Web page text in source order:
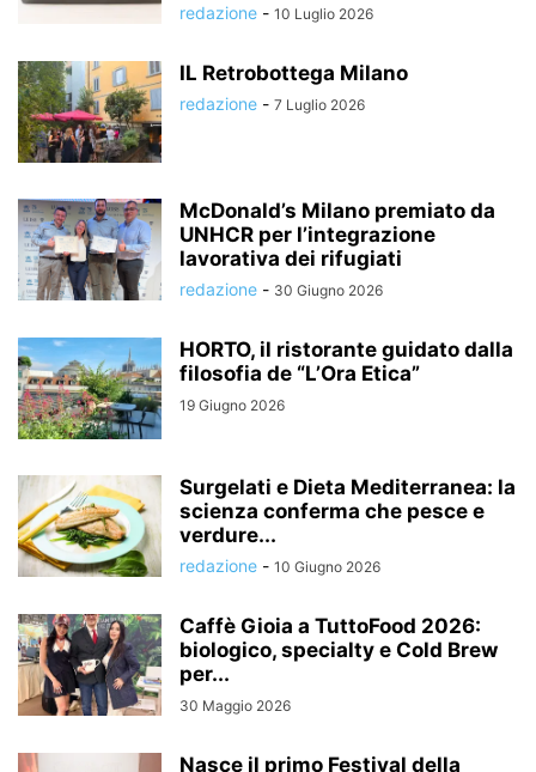
redazione - 10 Luglio 2026
IL Retrobottega Milano
redazione - 7 Luglio 2026
McDonald’s Milano premiato da
UNHCR per l’integrazione
lavorativa dei rifugiati
redazione - 30 Giugno 2026
HORTO, il ristorante guidato dalla
filosofia de “L’Ora Etica”
19 Giugno 2026
Surgelati e Dieta Mediterranea: la
scienza conferma che pesce e
verdure...
redazione - 10 Giugno 2026
Caffè Gioia a TuttoFood 2026:
biologico, specialty e Cold Brew
per...
30 Maggio 2026
Nasce il primo Festival della